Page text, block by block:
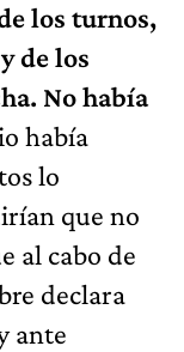
los turnos,
de los
No había
había
lo
que no
al cabo de
declara
ante